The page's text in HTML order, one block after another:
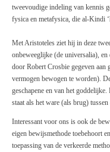
tweevoudige indeling van kennis
fysica en metafysica, die al-Kindi
Met Aristoteles ziet hij in deze
onbeweeglijke (de universalia),
door Robert Crosbie gegeven aan
vermogen bewogen te worden).
geschapene en van het
staat als het ware (als brug) tussen
Interessant voor ons is ook de
eigen bewijsmethode toebehoort
toepassing van de verkeerde